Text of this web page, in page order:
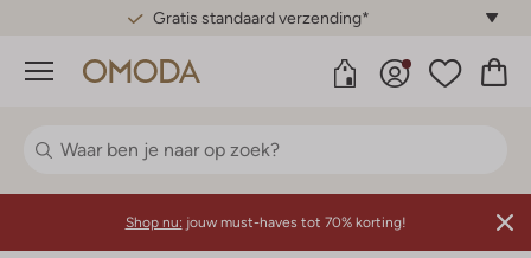
Gratis standaard verzending*
Menu
Shop nu: jouw must-haves tot 70% korting!